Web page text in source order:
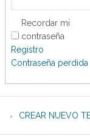
Recordar mi
contraseña
Registro
Contraseña perdida
CREAR NUEVO